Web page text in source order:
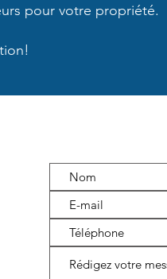
pour votre propriété.